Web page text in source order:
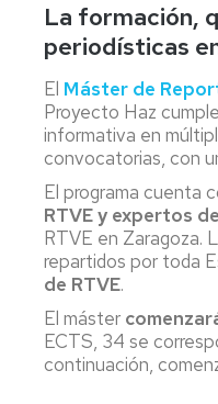
redes
La formación,
periodísticas
El Máster de
Proyecto Haz cumple
informativa en
convocatorias, con
El programa cuenta
RTVE y expertos
RTVE en Zaragoza.
repartidos por toda
de RTVE.
El máster
ECTS, 34 se
continuación,